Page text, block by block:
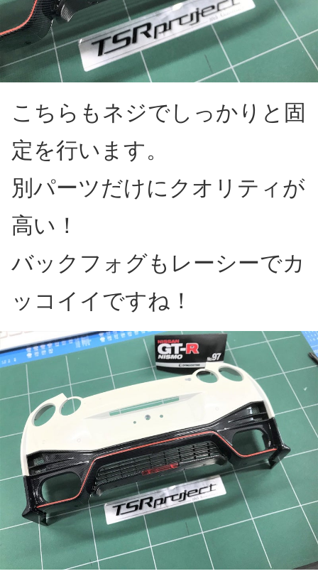
こちらもネジでしっかりと固
定を行います。
別パーツだけにクオリティが
高い！
バックフォグもレーシーでカ
ッコイイですね！